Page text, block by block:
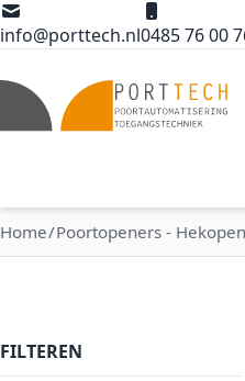
Ga naar de inhoud
info@porttech.nl0485 76 00
Home Poortopeners -
FILTEREN